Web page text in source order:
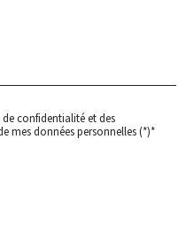
confidentialité et des
mes données personnelles (*)*